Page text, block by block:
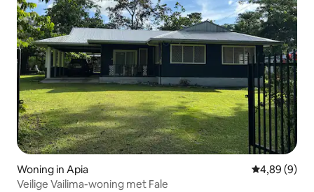
Woning in Apia Gemiddelde
4,89 (9)
Veilige Vailima-woning met Fale